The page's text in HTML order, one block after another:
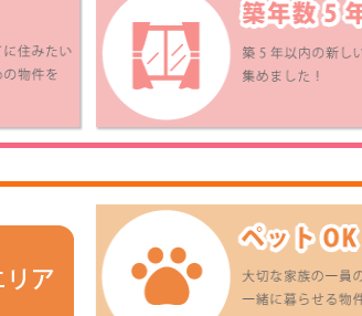
予讃線 新居浜駅 長
田 (乗車時間：4分
バス停徒歩：4分 )
1K
予讃線 今治駅 30
マンション
1LDK
5.7 万円